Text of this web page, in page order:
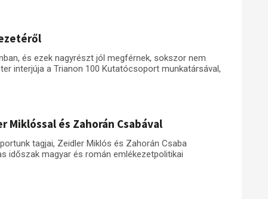
és ezek nagyrészt jól megférnek, sokszor nem
interjúja a Trianon 100 Kutatócsoport munkatársával,
Miklóssal és Zahorán Csabával
tagjai, Zeidler Miklós és Zahorán Csaba
időszak magyar és román emlékezetpolitikai